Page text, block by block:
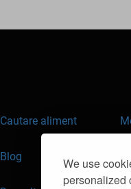
We use
personalized
Cautare aliment
Blog